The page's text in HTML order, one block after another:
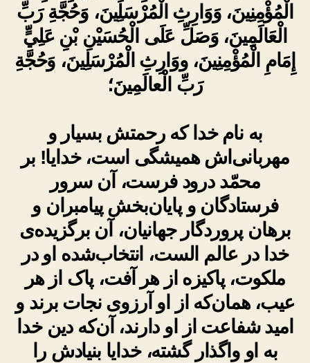
الْمُؤْمِنِينَ، وَوَارِثِ الْمُرْسَلِينَ، وَحُجَّةِ رَبِّ
الْعَالَمِينَ، وَصَلِّ عَلَى الْحُسَيْنِ بْنِ عَلِيٍّ
إِمَامِ الْمُؤْمِنِينَ، ووَارِثِ الْمُرْسَلِينَ، وَحُجَّةِ
رَبِّ الْعالَمِينَ؛
به نام خدا که رحمتش بسیار و
مهربانی‌اش همیشگی است، خدایا! بر
محمّد درود فرست، آن سرور
فرستادگان و پایان‌بخش پیامبران و
برهان پروردگار جهانیان، آن برگزیده‌ی
خدا در عالم الست، انتخاب‌شده او در
ملکوت، پاکیزه از هر آفت، پاک از هر
عیب، همان‌که از او آرزوی نجات برند و
امید شفاعت از او دارند، آن‌که دین خدا
به او واگذار گشته، خدایا بنیادش را